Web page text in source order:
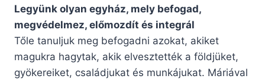
Legyünk olyan egyház, mely befogad,
megvédelmez, előmozdít és integrál
Tőle tanuljuk meg befogadni azokat, akiket
magukra hagytak, akik elvesztették a földjüket,
gyökereiket, családjukat és munkájukat. Máriával